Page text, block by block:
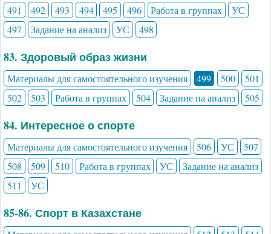
491
492 493 494 495 496 Работа в группах
УС
497
Задание на анализ УС 498
83. Здоровый образ жизни
Материалы для самостоятельного изучения 499 500
501
502
503 Работа в группах 504 Задание на анализ 505
84. Интересное о спорте
Материалы для самостоятельного изучения 506 УС
507
508
509 510 Работа в группах УС
Задание на анализ
511
УС
85-86. Спорт в Казахстане